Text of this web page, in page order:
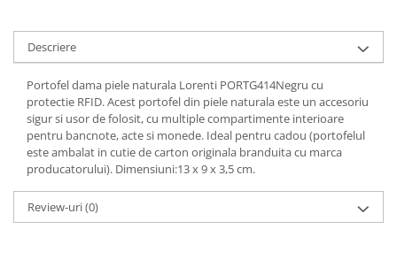
Descriere
Portofel dama piele naturala Lorenti PORTG414Negru cu
protectie RFID. Acest portofel din piele naturala este un accesoriu
sigur si usor de folosit, cu multiple compartimente interioare
pentru bancnote, acte si monede. Ideal pentru cadou (portofelul
este ambalat in cutie de carton originala branduita cu marca
producatorului). Dimensiuni:13 x 9 x 3,5 cm.
Review-uri(0)